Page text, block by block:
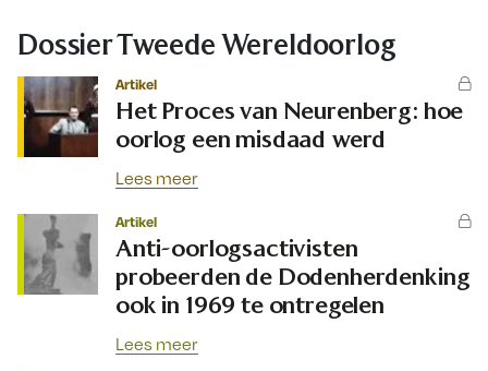
Dossier Tweede Wereldoorlog
Artikel
Het Proces van Neurenberg: hoe
oorlog een misdaad werd
Lees meer
Artikel
Anti-oorlogsactivisten
probeerden de Dodenherdenking
ook in 1969 te ontregelen
Lees meer